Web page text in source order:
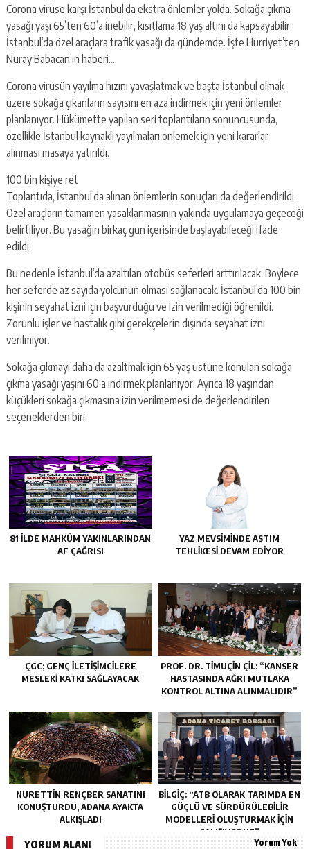
Corona virüse karşı İstanbul’da ekstra önlemler yolda. Sokağa çıkma
yasağı yaşı 65’ten 60’a inebilir, kısıtlama 18 yaş altını da kapsayabilir.
İstanbul’da özel araçlara trafik yasağı da gündemde. İşte Hürriyet’ten
Nuray Babacan’ın haberi…
Corona virüsün yayılma hızını yavaşlatmak ve başta İstanbul olmak
üzere sokağa çıkanların sayısını en aza indirmek için yeni önlemler
planlanıyor. Hükümette yapılan seri toplantıların sonuncusunda,
özellikle İstanbul kaynaklı yayılmaları önlemek için yeni kararlar
alınması masaya yatırıldı.
100 bin kişiye ret
Toplantıda, İstanbul’da alınan önlemlerin sonuçları da değerlendirildi.
Özel araçların tamamen yasaklanmasının yakında uygulamaya geçeceği
belirtiliyor. Bu yasağın birkaç gün içerisinde başlayabileceği ifade
edildi.
Bu nedenle İstanbul’da azaltılan otobüs seferleri arttırılacak. Böylece
her seferde az sayıda yolcunun olması sağlanacak. İstanbul’da 100 bin
kişinin seyahat izni için başvurduğu ve izin verilmediği öğrenildi.
Zorunlu işler ve hastalık gibi gerekçelerin dışında seyahat izni
verilmiyor.
Sokağa çıkmayı daha da azaltmak için 65 yaş üstüne konulan sokağa
çıkma yasağı yaşını 60’a indirmek planlanıyor. Ayrıca 18 yaşından
küçükleri sokağa çıkmasına izin verilmemesi de değerlendirilen
seçeneklerden biri.
81 İLDE MAHKÛM YAKINLARINDAN
AF ÇAĞRISI
YAZ MEVSIMINDE ASTIM
TEHLIKESI DEVAM EDIYOR
ÇGC; GENÇ ILETIŞIMCILERE
MESLEKI KATKI SAĞLAYACAK
PROF. DR. TİMUÇİN ÇİL: “KANSER
HASTASINDA AĞRI MUTLAKA
KONTROL ALTINA ALINMALIDIR”
NURETTIN RENÇBER SANATINI
KONUŞTURDU, ADANA AYAKTA
ALKIŞLADI
BİLGİÇ: “ATB OLARAK TARIMDA EN
GÜÇLÜ VE SÜRDÜRÜLEBİLİR
MODELLERİ OLUŞTURMAK İÇİN
ÇALIŞIYORUZ”
YORUM ALANI Yorum Yok